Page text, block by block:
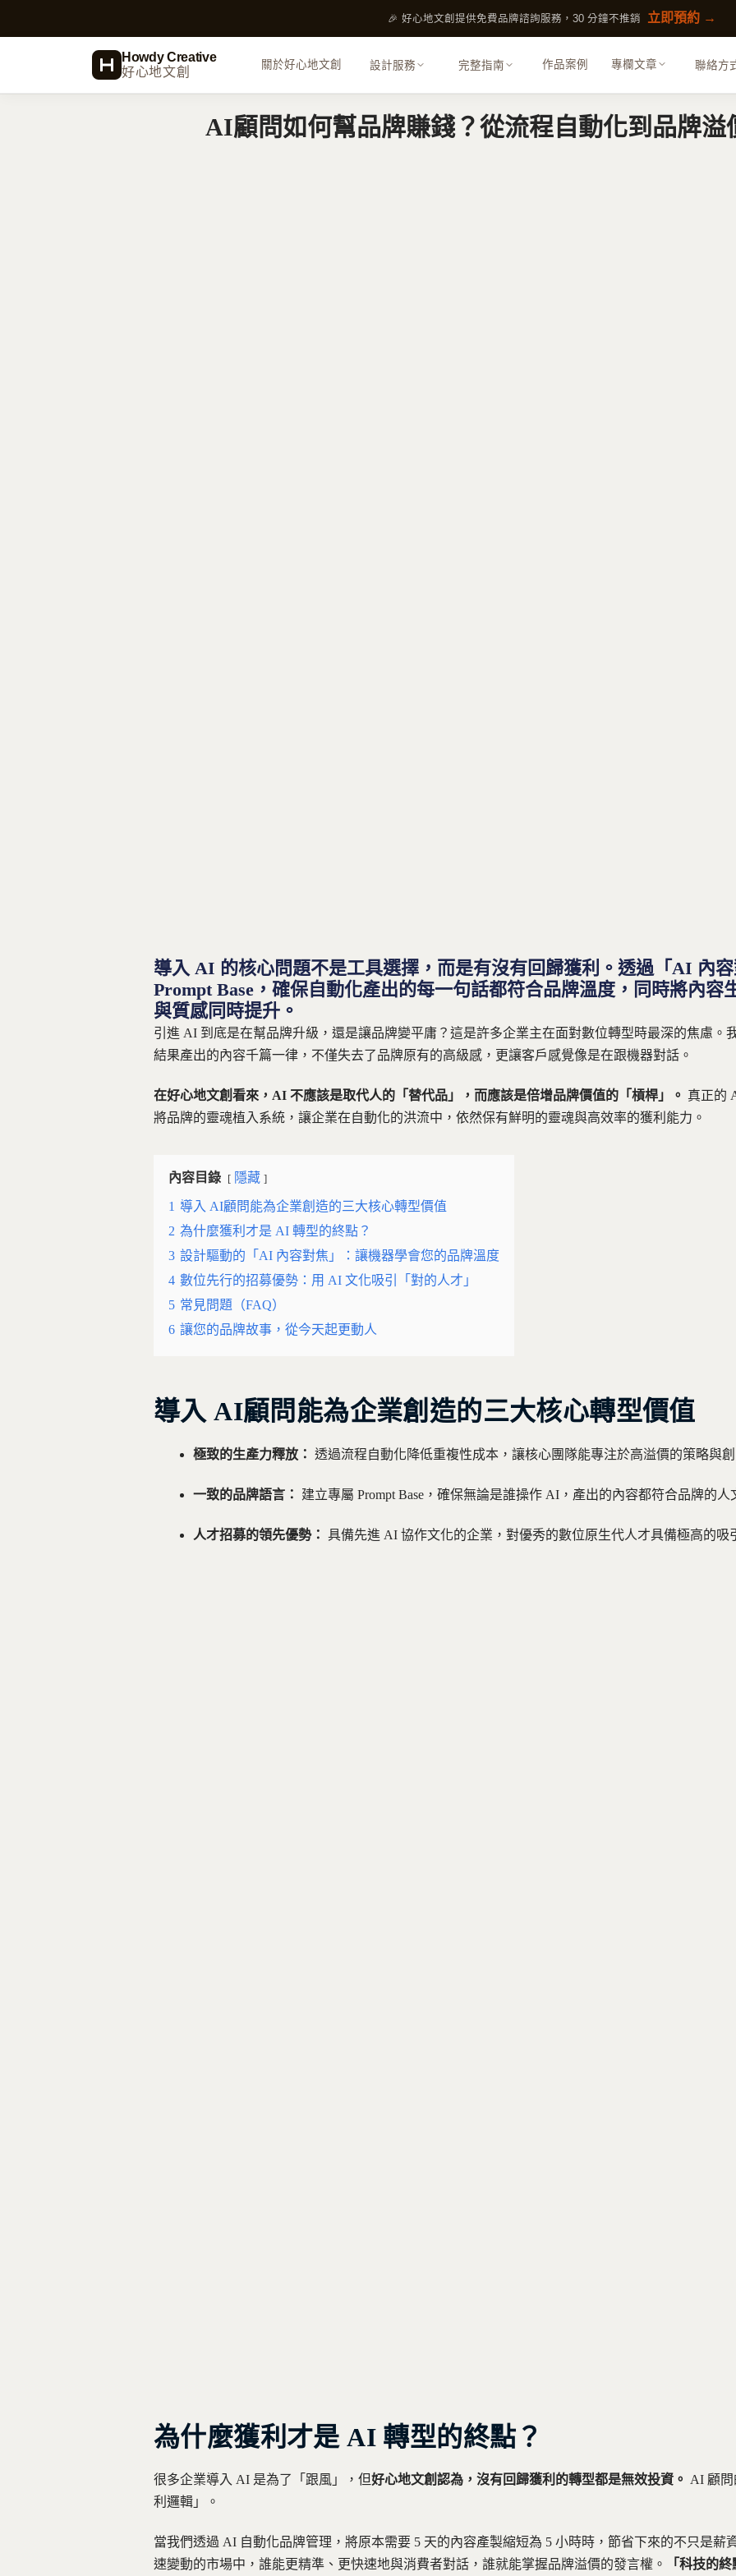
🎉 好心地文創提供免費品牌諮詢服務，30 分鐘不推銷 立即預約 →
Howdy Creative
好心地文創
關於好心地文創 設計服務 完整指南 作品案例 專欄文章 聯絡方
AI顧問如何幫品牌賺錢？從流程自動化到品牌溢
導入 AI 的核心問題不是工具選擇，而是有沒有回歸獲利。透過「AI 內
Prompt Base，確保自動化產出的每一句話都符合品牌溫度，同時將內容
與質感同時提升。
引進 AI 到底是在幫品牌升級，還是讓品牌變平庸？這是許多企業主在面對數位轉型時最深的焦慮。
結果產出的內容千篇一律，不僅失去了品牌原有的高級感，更讓客戶感覺像是在跟機器對話。
在好心地文創看來，AI 不應該是取代人的「替代品」，而應該是倍增品牌價值的「槓桿」。 真正的
將品牌的靈魂植入系統，讓企業在自動化的洪流中，依然保有鮮明的靈魂與高效率的獲利能力。
內容目錄 隱藏
1 導入 AI顧問能為企業創造的三大核心轉型價值
2 為什麼獲利才是 AI 轉型的終點？
3 設計驅動的「AI 內容對焦」：讓機器學會您的品牌溫度
4 數位先行的招募優勢：用 AI 文化吸引「對的人才」
5 常見問題（FAQ）
6 讓您的品牌故事，從今天起更動人
導入 AI顧問能為企業創造的三大核心轉型價值
極致的生產力釋放： 透過流程自動化降低重複性成本，讓核心團隊能專注於高溢價的策略與
一致的品牌語言： 建立專屬 Prompt Base，確保無論是誰操作 AI，產出的內容都符合品牌的
人才招募的領先優勢： 具備先進 AI 協作文化的企業，對優秀的數位原生代人才具備極高的吸
為什麼獲利才是 AI 轉型的終點？
很多企業導入 AI 是為了「跟風」，但好心地文創認為，沒有回歸獲利的轉型都是無效投資。 AI 顧
利邏輯」。
當我們透過 AI 自動化品牌管理，將原本需要 5 天的內容產製縮短為 5 小時時，節省下來的不只是薪
速變動的市場中，誰能更精準、更快速地與消費者對話，誰就能掌握品牌溢價的發言權。
「科技的